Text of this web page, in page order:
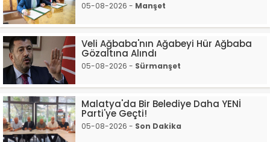
05-08-2026 - Manşet
Veli Ağbaba'nın Ağabeyi Hür Ağbaba
Gözaltına Alındı
05-08-2026 - Sürmanşet
Malatya'da Bir Belediye Daha YENİ
Parti'ye Geçti!
05-08-2026 - Son Dakika